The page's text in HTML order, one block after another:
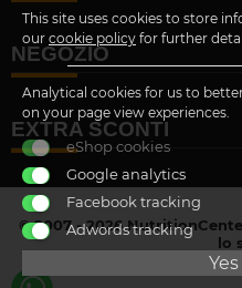
NEGOZIO
EXTRA SCONTI
© 2007 - 2026
lo
This site uses cookies to store
our cookie policy for further
Analytical cookies for us to
on your page view experiences.
eShop cookies
Google analytics
Facebook tracking
Adwords tracking
Yes